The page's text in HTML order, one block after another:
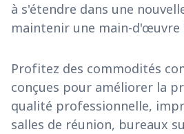
à s'étendre dans une
maintenir une main-d'œuvre
Profitez des commodités
conçues pour améliorer la
qualité professionnelle,
salles de réunion, bureaux